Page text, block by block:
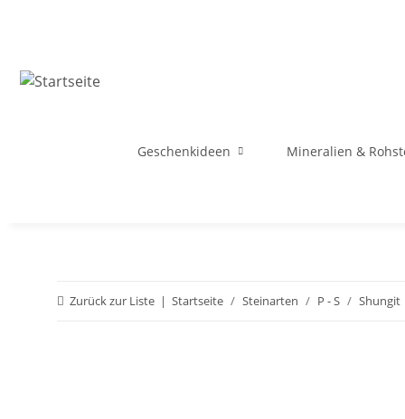
Geschenkideen Mineralien &
Zurück zur Liste Startseite Steinarten P - S Shungit